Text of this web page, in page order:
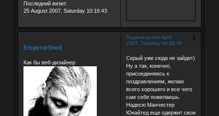
Последний визит:
25 August 2007, Saturday 10:16:43
Поделиться 9
24 April
2007, Tuesday 00:28:56
EmperorShell
Как бы веб-дизайнер
Серый уже сюда не зайдет)
Ну а так, конечно,
присоединяюсь к
поздравлениям, желаю
всего хорошего и все чего
сам себе пожелаешь.
Надесю Манчестер
Юнайтед еще одержит свои